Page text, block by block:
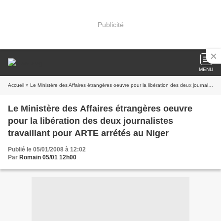
Publicité
MENU
Accueil » Le Ministère des Affaires étrangères oeuvre pour la libération des deux journalistes travaillant pour ARTE arrétés au Niger
Le Ministère des Affaires étrangères oeuvre
pour la libération des deux journalistes
travaillant pour ARTE arrétés au Niger
Publié le 05/01/2008 à 12:02
Par Romain 05/01 12h00